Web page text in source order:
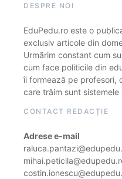
DESPRE NOI
EduPedu.ro este o
exclusiv articole din
Urmărim constant cum
cum face politicile din
îi formează pe profesori,
care trăim sunt
CONTACT REDACȚIE
Adrese e-mail